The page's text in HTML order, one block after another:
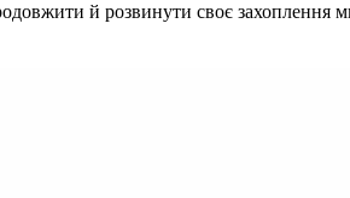
й розвинути своє